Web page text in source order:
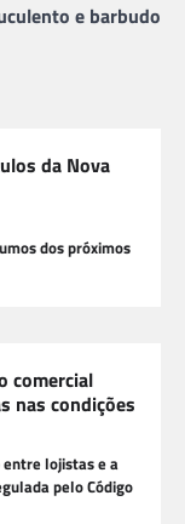
e barbudo
da Nova
dos próximos
comercial
nas condições
entre lojistas e a
pelo Código